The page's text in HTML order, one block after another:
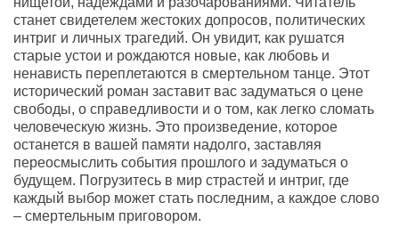
станет свидетелем жестоких допросов, политических
интриг и личных трагедий. Он увидит, как рушатся
старые устои и рождаются новые, как любовь и
ненависть переплетаются в смертельном танце. Этот
исторический роман заставит вас задуматься о цене
свободы, о справедливости и о том, как легко сломать
человеческую жизнь. Это произведение, которое
останется в вашей памяти надолго, заставляя
переосмыслить события прошлого и задуматься о
будущем. Погрузитесь в мир страстей и интриг, где
каждый выбор может стать последним, а каждое слово
– смертельным приговором.